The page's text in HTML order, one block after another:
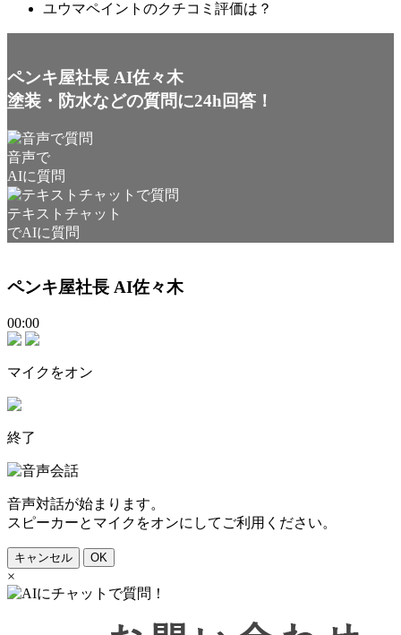
ユウマペイントのクチコミ評価は？
ペンキ屋社長 AI佐々木
塗装・防水などの質問に24h回答！
音声で
AIに質問
テキストチャット
でAIに質問
ペンキ屋社長 AI佐々木
00:00
マイクをオン
終了
音声対話が始まります。
スピーカーとマイクをオンにしてご利用ください。
キャンセル OK
×